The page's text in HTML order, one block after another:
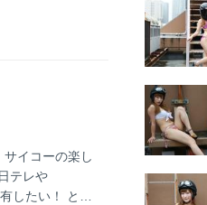
翌1977年のド
イコーの楽し
テレや
したい！ とい